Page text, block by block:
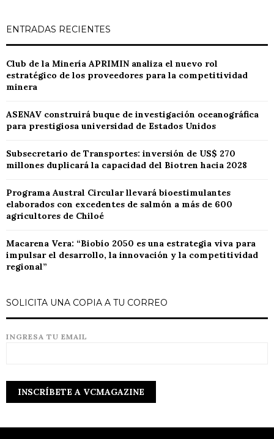
ENTRADAS RECIENTES
Club de la Minería APRIMIN analiza el nuevo rol
estratégico de los proveedores para la competitividad
minera
ASENAV construirá buque de investigación oceanográfica
para prestigiosa universidad de Estados Unidos
Subsecretario de Transportes: inversión de US$ 270
millones duplicará la capacidad del Biotren hacia 2028
Programa Austral Circular llevará bioestimulantes
elaborados con excedentes de salmón a más de 600
agricultores de Chiloé
Macarena Vera: “Biobío 2050 es una estrategia viva para
impulsar el desarrollo, la innovación y la competitividad
regional”
SOLICITA UNA COPIA A TU CORREO
INGRESA TU EMAIL